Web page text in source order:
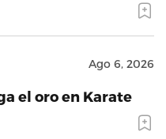
Ago 6, 2026
el oro en Karate